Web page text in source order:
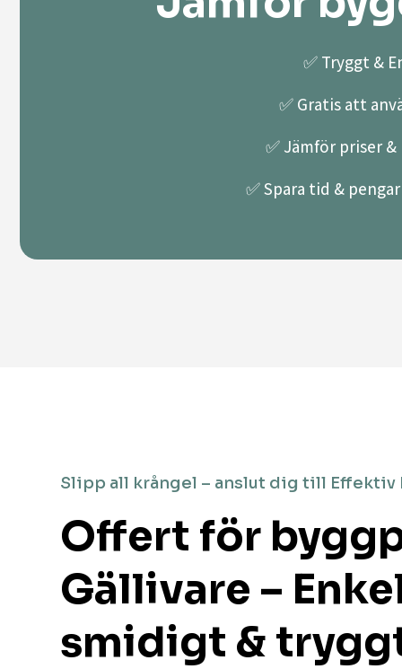
✅ Tryggt &
✅ Gratis att
✅ Jämför priser
✅ Spara tid &
Slipp all krångel – anslut dig till Effektiv
Offert för
Gällivare –
smidigt &